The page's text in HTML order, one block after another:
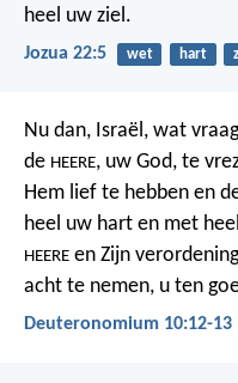
heel uw ziel.
Jozua 22:5 wet hart
Nu dan, Israël, wat
de HEERE, uw God, te
Hem lief te hebben en
heel uw hart en met
HEERE en Zijn
acht te nemen, u ten
Deuteronomium 10:12-13